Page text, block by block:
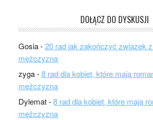
DOŁĄCZ DO DYSKUSJI
Gosia-20 rad jak zakończyć związek
mężczyzną
zyga-8 rad dla kobiet, które mają
mężczyzną
Dylemat-8 rad dla kobiet, które mają
mężczyzną